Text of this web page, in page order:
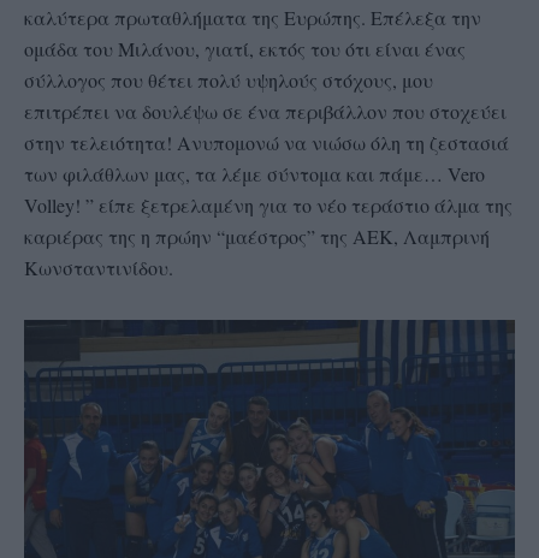
καλύτερα πρωταθλήματα της Ευρώπης. Επέλεξα την
ομάδα του Μιλάνου, γιατί, εκτός του ότι είναι ένας
σύλλογος που θέτει πολύ υψηλούς στόχους, μου
επιτρέπει να δουλέψω σε ένα περιβάλλον που στοχεύει
στην τελειότητα! Ανυπομονώ να νιώσω όλη τη ζεστασιά
των φιλάθλων μας, τα λέμε σύντομα και πάμε… Vero
Volley! ” είπε ξετρελαμένη για το νέο τεράστιο άλμα της
καριέρας της η πρώην “μαέστρος” της ΑΕΚ, Λαμπρινή
Κωνσταντινίδου.